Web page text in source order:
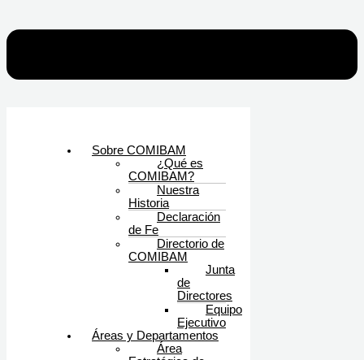
Sobre COMIBAM
¿Qué es
COMIBAM?
Nuestra
Historia
Declaración
de Fe
Directorio de
COMIBAM
Junta
de
Directores
Equipo
Ejecutivo
Áreas y Departamentos
Área